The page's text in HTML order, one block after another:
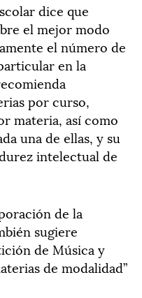
dice que
el mejor modo
el número de
en la
por curso,
materia, así como
una de ellas, y su
intelectual de
de la
sugiere
de Música y
de modalidad”